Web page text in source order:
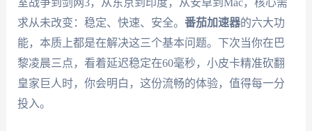
求从未改变：稳定、快速、安全。 番茄加速器的六大功
能，本质上都是在解决这三个基本问题。下次当你在巴
黎凌晨三点，看着延迟稳定在60毫秒，小皮卡精准砍翻
皇家巨人时，你会明白，这份流畅的体验，值得每一分
投入。